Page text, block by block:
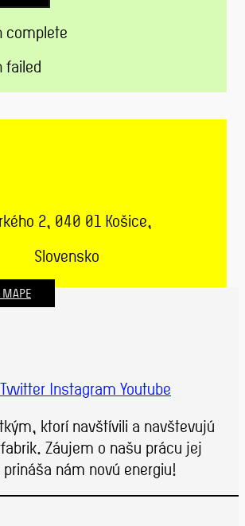
complete
failed
2, 040 01 Košice,
Slovensko
MAPE
Twitter Instagram Youtube
ktorí navštívili a navštevujú
Záujem o našu prácu jej
nám novú energiu!